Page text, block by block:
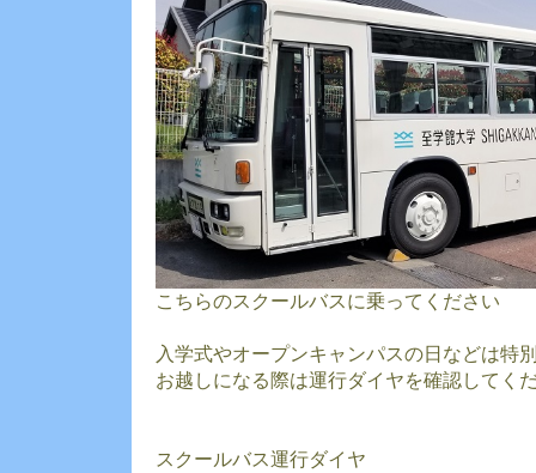
こちらのスクールバスに乗ってください
入学式やオープンキャンパスの日などは特
お越しになる際は運行ダイヤを確認してく
スクールバス運行ダイヤ